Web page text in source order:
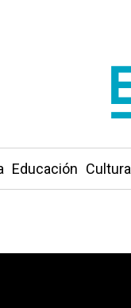
Educación Cultura